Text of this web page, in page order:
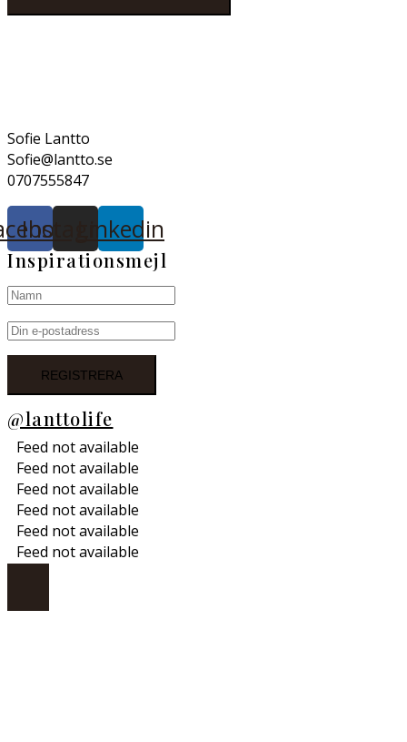
Sofie Lantto
Sofie@lantto.se
0707555847
InstagramLinkedin
Inspirationsmejl
@lanttolife
Feed not available
Feed not available
Feed not available
Feed not available
Feed not available
Feed not available